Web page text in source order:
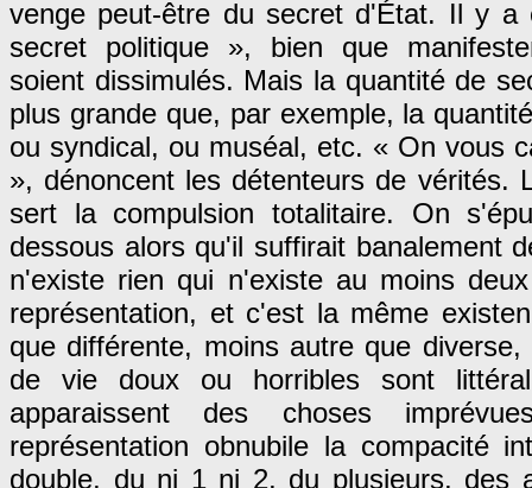
venge peut-être du secret d'État. Il y
secret politique », bien que
soient dissimulés. Mais la quantité de
plus grande que, par exemple, la
ou syndical, ou muséal, etc. « On vous
», dénoncent les détenteurs de vérités.
sert la compulsion totalitaire. On
dessous alors qu'il suffirait banalement
n'existe rien qui n'existe au moins
représentation, et c'est la même
que différente, moins autre que
de vie doux ou horribles sont
apparaissent des choses
représentation obnubile la compacité
double, du ni 1 ni 2, du plusieurs, des